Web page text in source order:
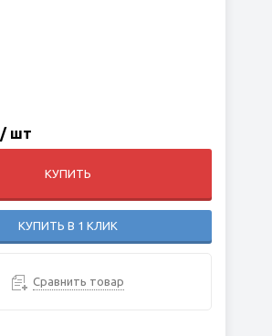
/ шт
КУПИТЬ
КУПИТЬ В 1 КЛИК
Сравнить товар